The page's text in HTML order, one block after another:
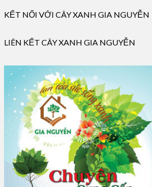
KẾT NỐI VỚI CÂY XANH GIA NGUYỄN
LIÊN KẾT CÂY XANH GIA NGUYỄN